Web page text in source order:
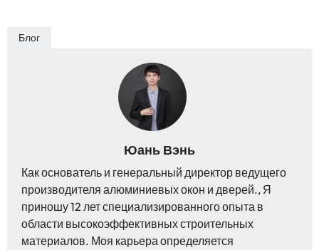
Блог
Юань Вэнь
Как основатель и генеральный директор ведущего
производителя алюминиевых окон и дверей., Я
приношу 12 лет специализированного опыта в
области высокоэффективных строительных
материалов. Моя карьера определяется